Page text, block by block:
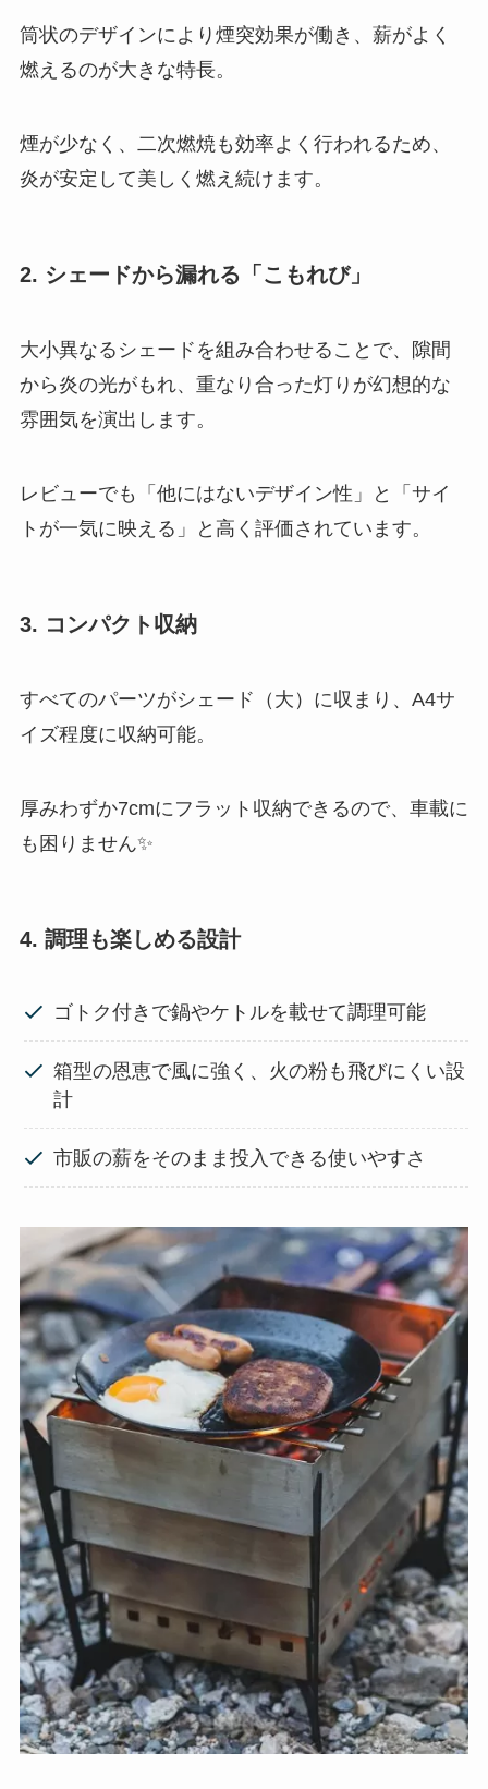
筒状のデザインにより煙突効果が働き、薪がよく
燃えるのが大きな特長。
煙が少なく、二次燃焼も効率よく行われるため、
炎が安定して美しく燃え続けます。
2. シェードから漏れる「こもれび」
大小異なるシェードを組み合わせることで、隙間
から炎の光がもれ、重なり合った灯りが幻想的な
雰囲気を演出します。
レビューでも「他にはないデザイン性」と「サイ
トが一気に映える」と高く評価されています。
3. コンパクト収納
すべてのパーツがシェード（大）に収まり、A4サ
イズ程度に収納可能。
厚みわずか7cmにフラット収納できるので、車載に
も困りません✨
4. 調理も楽しめる設計
ゴトク付きで鍋やケトルを載せて調理可能
箱型の恩恵で風に強く、火の粉も飛びにくい設
計
市販の薪をそのまま投入できる使いやすさ